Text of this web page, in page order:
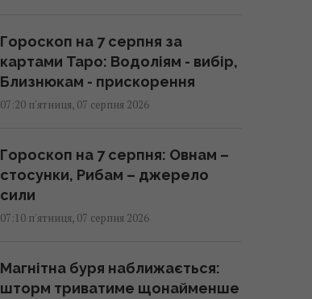
Гороскоп на 7 серпня за
картами Таро: Водоліям - вибір,
Близнюкам - прискорення
07:20 п'ятниця, 07 серпня 2026
Гороскоп на 7 серпня: Овнам –
стосунки, Рибам – джерело
сили
07:10 п'ятниця, 07 серпня 2026
Магнітна буря наближається:
шторм триватиме щонайменше